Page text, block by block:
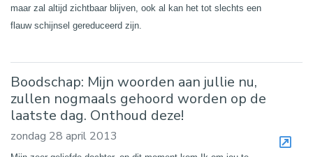
maar zal altijd zichtbaar blijven, ook al kan het tot slechts een
flauw schijnsel gereduceerd zijn.
Boodschap: Mijn woorden aan jullie nu,
zullen nogmaals gehoord worden op de
laatste dag. Onthoud deze!
zondag 28 april 2013